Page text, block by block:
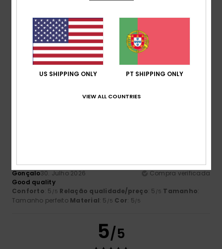
/5
Thibaut31. Julho 2026
Excelente produto, com um corte perfeito
Conforto: 5/5 Relação qualidade/preço: 5/5 Tamanho
Eu recomendo este produto
Gonçalo30. Julho 2026
Compra verificada
Good quality
Conforto: 5 /5 Relação qualidade/preço: 5 /5 Tamanho:
Tamanho perfeito Material: 5 /5 Cor: 5/5
5/5
US SHIPPING ONLY PT SHIPPING ONLY
VIEW ALL COUNTRIES